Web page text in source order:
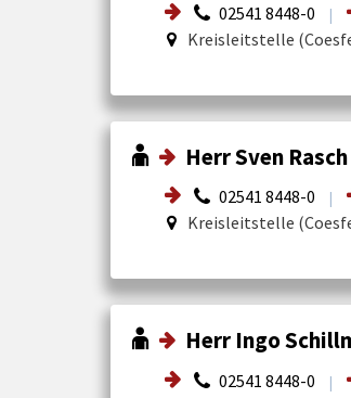
02541 8448-0 |
Kreisleitstelle
Herr Sven Rasch
02541 8448-0 |
Kreisleitstelle
Herr Ingo
02541 8448-0 |